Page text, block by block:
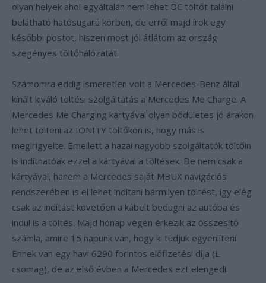
olyan helyek ahol egyáltalán nem lehet DC töltőt találni
belátható hatósugarú körben, de erről majd írok egy
későbbi postot, hiszen most jól átlátom az ország
szegényes töltőhálózatát.
Számomra eddig ismeretlen volt a Mercedes-Benz által
kínált kiváló töltési szolgáltatás a Mercedes Me Charge. A
Mercedes Me Charging kártyával olyan bődületes jó árakon
lehet tölteni az IONITY töltőkön is, hogy más is
megirigyelte. Emellett a hazai nagyobb szolgáltatók töltőin
is indíthatóak ezzel a kártyával a töltések. De nem csak a
kártyával, hanem a Mercedes saját MBUX navigációs
rendszerében is el lehet indítani bármilyen töltést, így elég
csak az indítást követően a kábelt bedugni az autóba és
indul is a töltés. Majd hónap végén érkezik az összesítő
számla, amire 15 napunk van, hogy ki tudjuk egyenlíteni.
Ennek van egy havi 6290 forintos előfizetési díja (L
csomag), de az első évben a Mercedes ezt elengedi.